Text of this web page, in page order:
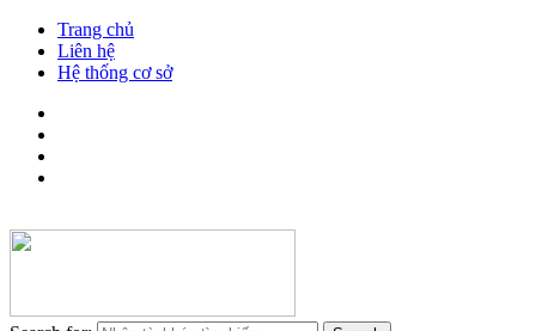
Trang chủ
Liên hệ
Hệ thống cơ sở